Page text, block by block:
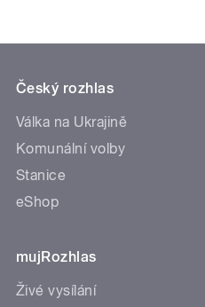
Český rozhlas
Válka na Ukrajině
Komunální volby
Stanice
eShop
mujRozhlas
Živé vysílání